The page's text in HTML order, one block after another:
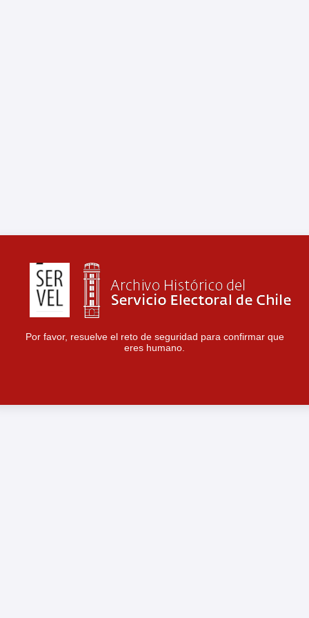
Por favor, resuelve el reto de seguridad para confirmar que
eres humano.